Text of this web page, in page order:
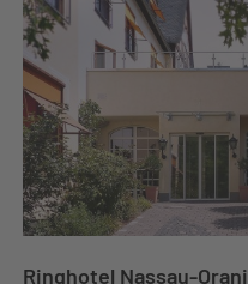
Ringhotel Nassau-